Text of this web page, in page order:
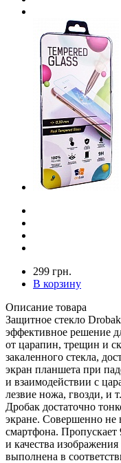
299 грн.
В корзину
Описание товара
Защитное стекло
эффективное решение
от царапин, трещин и
закаленного стекла,
экран планшета при
и взаимодействии с
лезвие ножа, гвозди, и
Дробак достаточно
экране. Совершенно не
смартфона. Пропускает
и качества
выполнена в